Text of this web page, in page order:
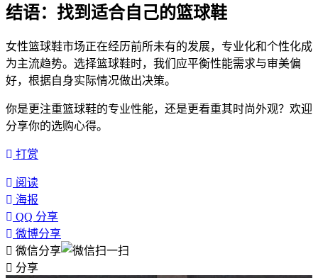
结语：找到适合自己的篮球鞋
女性篮球鞋市场正在经历前所未有的发展，专业化和个性化成
为主流趋势。选择篮球鞋时，我们应平衡性能需求与审美偏
好，根据自身实际情况做出决策。
你是更注重篮球鞋的专业性能，还是更看重其时尚外观？欢迎
分享你的选购心得。
打赏
阅读
海报
QQ 分享
微博分享
微信分享
分享